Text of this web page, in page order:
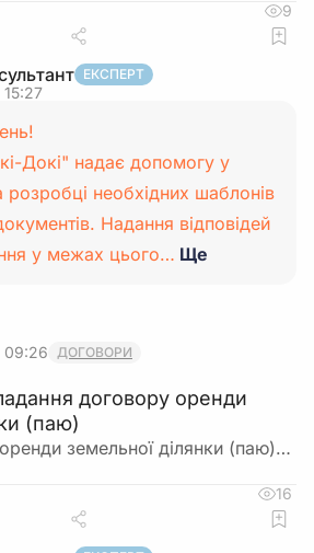
9
ЕКСПЕРТ
Докі" надає допомогу у
розробці необхідних шаблонів
Надання відповідей
у межах цього… Ще
09:26
ДОГОВОРИ
договору оренди
(паю)
земельної ділянки (паю)…
16